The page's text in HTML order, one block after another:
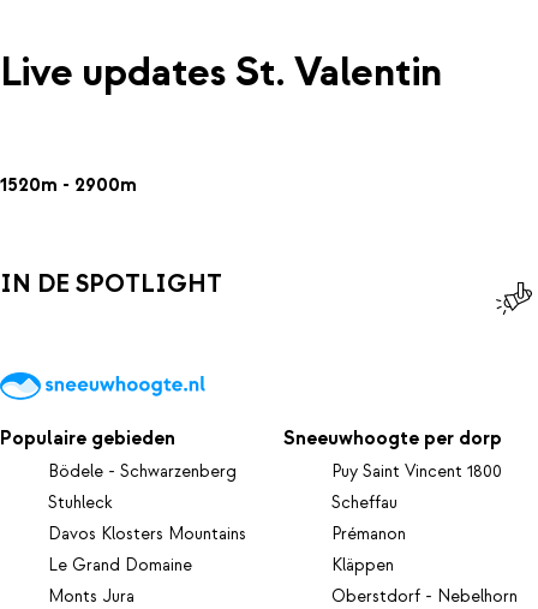
Live updates St. Valentin
1520m - 2900m
IN DE SPOTLIGHT
Populaire gebieden
Bödele - Schwarzenberg
Stuhleck
Davos Klosters Mountains
Le Grand Domaine
Monts Jura
Sneeuwhoogte per dorp
Puy Saint Vincent 1800
Scheffau
Prémanon
Kläppen
Oberstdorf - Nebelhorn